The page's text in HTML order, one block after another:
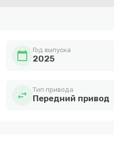
calendar_today Год выпуска
2025
swap_horiz Тип привода
Передний привод